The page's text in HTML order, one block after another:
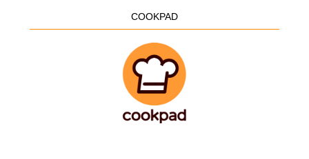
COOKPAD